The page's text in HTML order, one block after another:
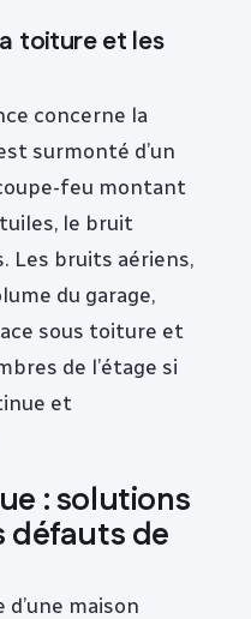
toiture et les
concerne la
surmonté d’un
feu montant
tuiles, le bruit
Les bruits aériens,
du garage,
sous toiture et
de l’étage si
et
: solutions
défauts de
maison